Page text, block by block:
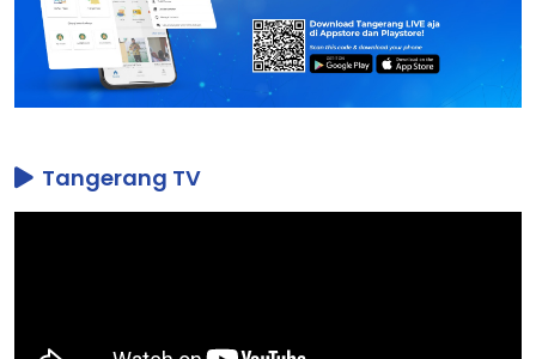
Tangerang TV